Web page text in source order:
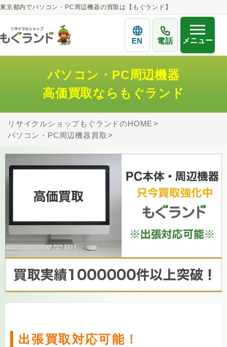
東京都内でパソコン・PC周辺機器の買取は【もぐランド】
EN 電話 メニュー
パソコン・PC周辺機器
高価買取ならもぐランド
リサイクルショップもぐランドのHOME
パソコン・PC周辺機器買取
出張買取対応可能！